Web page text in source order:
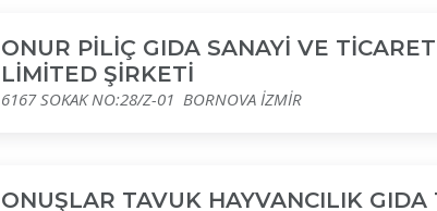
ONUR PİLİÇ GIDA SANAYİ VE
LİMİTED ŞİRKETİ
6167 SOKAK NO:28/Z-01 BORNOVA İZMİR
ONUŞLAR TAVUK HAYVANCILIK